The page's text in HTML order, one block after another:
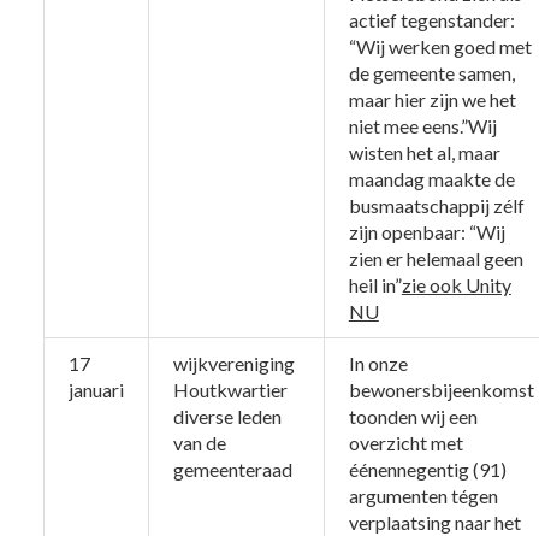
actief tegenstander:
“Wij werken goed met
de gemeente samen,
maar hier zijn we het
niet mee eens.”Wij
wisten het al, maar
maandag maakte de
busmaatschappij zélf
zijn openbaar: “Wij
zien er helemaal geen
heil in”zie ook Unity
NU
17
januari
wijkvereniging
Houtkwartier
diverse leden
van de
gemeenteraad
In onze
bewonersbijeenkomst
toonden wij een
overzicht met
éénennegentig (91)
argumenten tégen
verplaatsing naar het